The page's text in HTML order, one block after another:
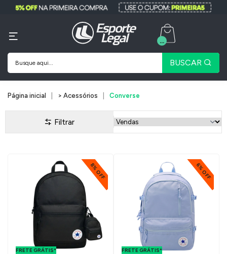
BUSCAR
...
Página inicial > Acessórios Converse
Filtrar
8% OFF
FRETE GRÁTIS*
FRETE GRÁTIS
PARA O DF E
SUDESTE
6% OFF
FRETE GRÁTIS*
FRETE GRÁTIS
PARA O DF E
SUDESTE